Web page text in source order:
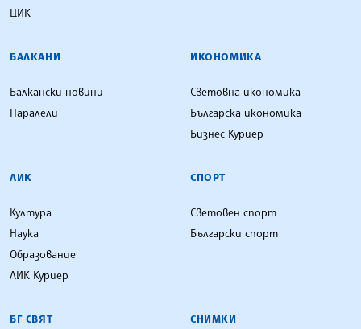
ЦИК
БАЛКАНИ
Балкански новини
Паралели
ИКОНОМИКА
Световна икономика
Българска икономика
Бизнес Куриер
ЛИК
Култура
Наука
Образование
ЛИК Куриер
СПОРТ
Световен спорт
Български спорт
БГ СВЯТ СНИМКИ